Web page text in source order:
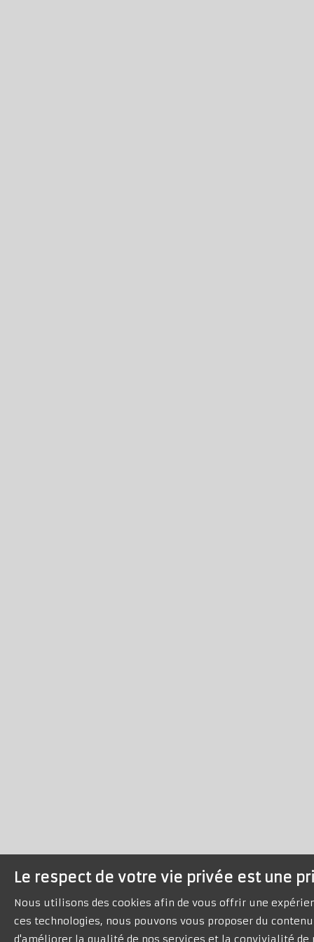
Le respect de votre vie privée est une
Nous utilisons des cookies afin de vous offrir une
ces technologies, nous pouvons vous proposer du
d'améliorer la qualité de nos services et la convivialité